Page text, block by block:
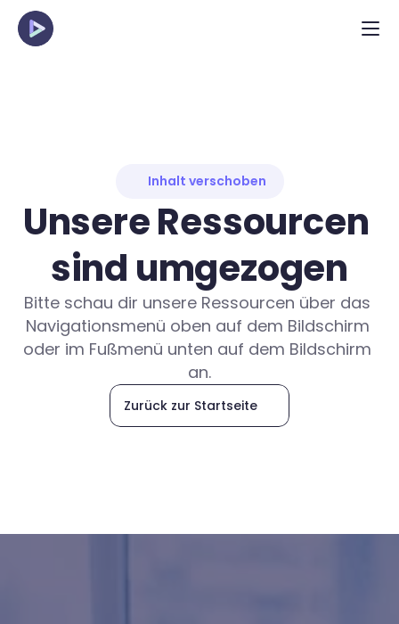
Inhalt verschoben
Unsere Ressourcen
sind umgezogen
Bitte schau dir unsere Ressourcen über das
Navigationsmenü oben auf dem Bildschirm
oder im Fußmenü unten auf dem Bildschirm
an.
Zurück zur Startseite